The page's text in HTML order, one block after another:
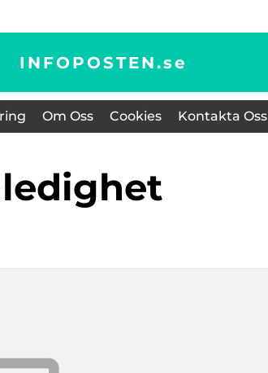
INFOPOSTEN.se
Om Oss Cookies Kontakta Oss